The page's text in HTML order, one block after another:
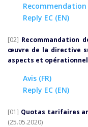
Recommendation
Reply EC (EN)
[02] Recommandation
œuvre de la directive
aspects et
Avis (FR)
Reply EC (EN)
[01] Quotas tarifaires
(25.05.2020)